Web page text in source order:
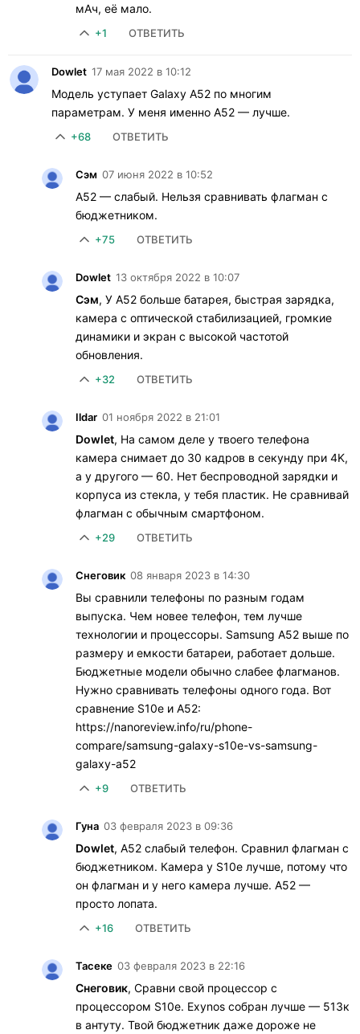
мАч, её мало.
+1 ОТВЕТИТЬ
Dowlet 17 мая 2022 в 10:12
Модель уступает Galaxy A52 по многим
параметрам. У меня именно A52 — лучше.
+68 ОТВЕТИТЬ
Сэм 07 июня 2022 в 10:52
А52 — слабый. Нельзя сравнивать флагман с
бюджетником.
+75 ОТВЕТИТЬ
Dowlet 13 октября 2022 в 10:07
Сэм, У A52 больше батарея, быстрая зарядка,
камера с оптической стабилизацией, громкие
динамики и экран с высокой частотой
обновления.
+32 ОТВЕТИТЬ
Ildar 01 ноября 2022 в 21:01
Dowlet, На самом деле у твоего телефона
камера снимает до 30 кадров в секунду при 4K,
а у другого — 60. Нет беспроводной зарядки и
корпуса из стекла, у тебя пластик. Не сравнивай
флагман с обычным смартфоном.
+29 ОТВЕТИТЬ
Снеговик 08 января 2023 в 14:30
Вы сравнили телефоны по разным годам
выпуска. Чем новее телефон, тем лучше
технологии и процессоры. Samsung A52 выше по
размеру и емкости батареи, работает дольше.
Бюджетные модели обычно слабее флагманов.
Нужно сравнивать телефоны одного года. Вот
сравнение S10e и A52:
https://nanoreview.info/ru/phone-
compare/samsung-galaxy-s10e-vs-samsung-
galaxy-a52
+9 ОТВЕТИТЬ
Гуна 03 февраля 2023 в 09:36
Dowlet, А52 слабый телефон. Сравнил флагман с
бюджетником. Камера у S10e лучше, потому что
он флагман и у него камера лучше. А52 —
просто лопата.
+16 ОТВЕТИТЬ
Тасеке 03 февраля 2023 в 22:16
Снеговик, Сравни свой процессор с
процессором S10e. Exynos собран лучше — 513к
в антуту. Твой бюджетник даже дороже не